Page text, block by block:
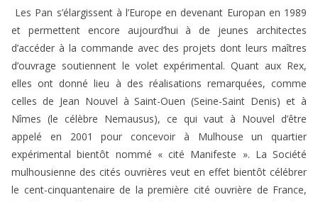
Les Pan s’élargissent à l’Europe en devenant Europan en 1989
et permettent encore aujourd’hui à de jeunes architectes
d’accéder à la commande avec des projets dont leurs maîtres
d’ouvrage soutiennent le volet expérimental. Quant aux Rex,
elles ont donné lieu à des réalisations remarquées, comme
celles de Jean Nouvel à Saint-Ouen (Seine-Saint Denis) et à
Nîmes (le célèbre Nemausus), ce qui vaut à Nouvel d’être
appelé en 2001 pour concevoir à Mulhouse un quartier
expérimental bientôt nommé « cité Manifeste ». La Société
mulhousienne des cités ouvrières veut en effet bientôt célébrer
le cent-cinquantenaire de la première cité ouvrière de France,